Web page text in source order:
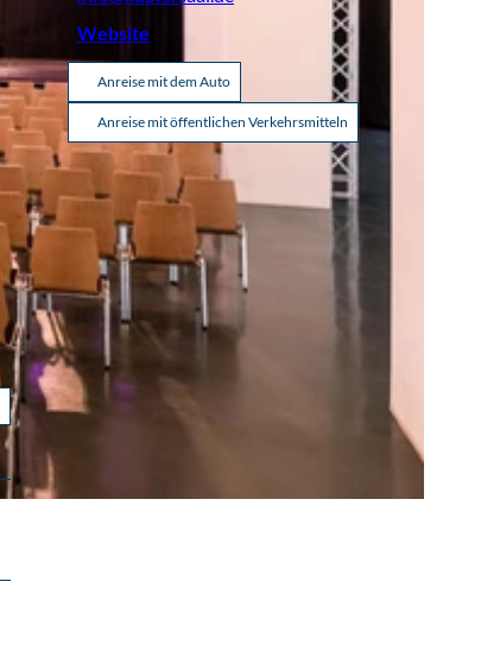
Website
Anreise mit dem Auto
Anreise mit öffentlichen Verkehrsmitteln